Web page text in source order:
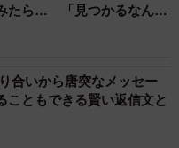
たら… 「見つかるなんて
合いから唐突なメッセー
ともできる賢い返信文と